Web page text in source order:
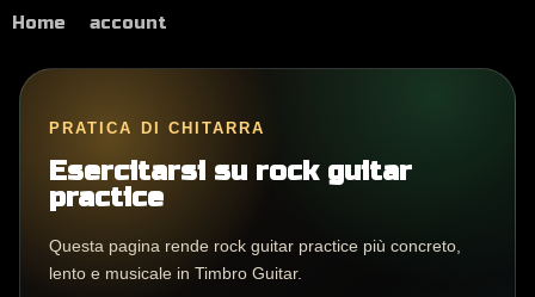
Home account
PRATICA DI CHITARRA
Esercitarsi su rock guitar
practice
Questa pagina rende rock guitar practice più concreto,
lento e musicale in Timbro Guitar.